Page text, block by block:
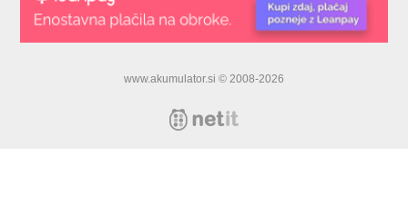
www.akumulator.si © 2008-2026